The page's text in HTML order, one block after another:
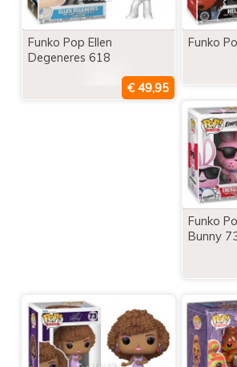
Funko Pop Ellen
Degeneres 618
Funko
Funko
Bunny